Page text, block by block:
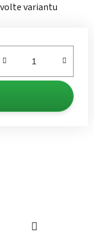
variantu